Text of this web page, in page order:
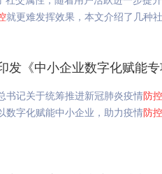
就更难发挥效果，本文介绍了几种
发《中小企业数字化赋能
书记关于统筹推进新冠肺炎疫情防控
数字化赋能中小企业，助力疫情防控